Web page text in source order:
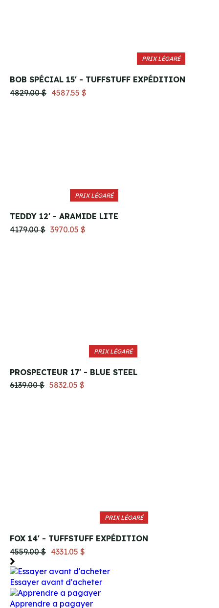
PRIX LÉGARÉ
BOB SPÉCIAL 15' - TUFFSTUFF EXPÉDITION
4829.00 $ 4587.55 $
PRIX LÉGARÉ
TEDDY 12' - ARAMIDE LITE
4179.00 $ 3970.05 $
PRIX LÉGARÉ
PROSPECTEUR 17' - BLUE STEEL
6139.00 $ 5832.05 $
PRIX LÉGARÉ
FOX 14' - TUFFSTUFF EXPÉDITION
4559.00 $ 4331.05 $
Essayer avant d'acheter
Apprendre a pagayer